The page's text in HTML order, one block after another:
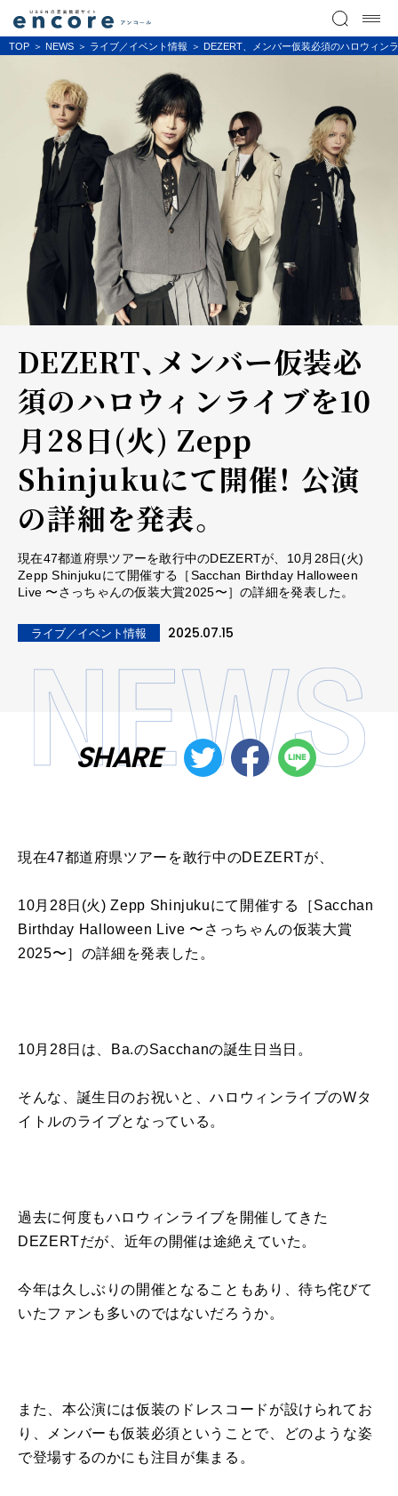
TOP NEWS ライブ／イベント情報 DEZERT、メンバー仮装必須のハロウィン
DEZERT、メンバー仮装必
須のハロウィンライブを10
月28日(火) Zepp
Shinjukuにて開催！ 公演
の詳細を発表。
現在47都道府県ツアーを敢行中のDEZERTが、10月28日(火)
Zepp Shinjukuにて開催する［Sacchan Birthday Halloween
Live 〜さっちゃんの仮装大賞2025〜］の詳細を発表した。
ライブ／イベント情報 2025.07.15
SHARE
現在47都道府県ツアーを敢行中のDEZERTが、
10月28日(火) Zepp Shinjukuにて開催する［Sacchan
Birthday Halloween Live 〜さっちゃんの仮装大賞
2025〜］の詳細を発表した。
10月28日は、Ba.のSacchanの誕生日当日。
そんな、誕生日のお祝いと、ハロウィンライブのWタ
イトルのライブとなっている。
過去に何度もハロウィンライブを開催してきた
DEZERTだが、近年の開催は途絶えていた。
今年は久しぶりの開催となることもあり、待ち侘びて
いたファンも多いのではないだろうか。
また、本公演には仮装のドレスコードが設けられてお
り、メンバーも仮装必須ということで、どのような姿
で登場するのかにも注目が集まる。